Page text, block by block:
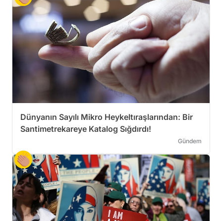
Dünyanın Sayılı Mikro Heykeltıraşlarından: Bir
Santimetrekareye Katalog Sığdırdı!
Gündem